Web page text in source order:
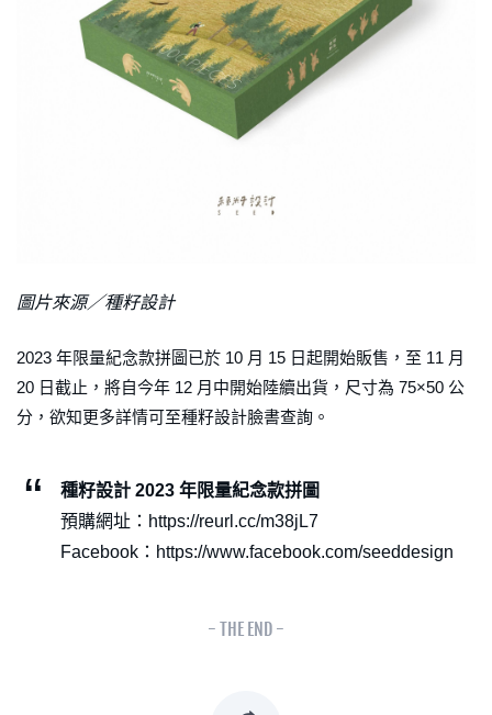
圖片來源／種籽設計
2023 年限量紀念款拼圖已於 10 月 15 日起開始販售，至 11 月
20 日截止，將自今年 12 月中開始陸續出貨，尺寸為 75×50 公
分，欲知更多詳情可至種籽設計臉書查詢。
種籽設計 2023 年限量紀念款拼圖
預購網址：https://reurl.cc/m38jL7
Facebook：https://www.facebook.com/seeddesign
- THE END -